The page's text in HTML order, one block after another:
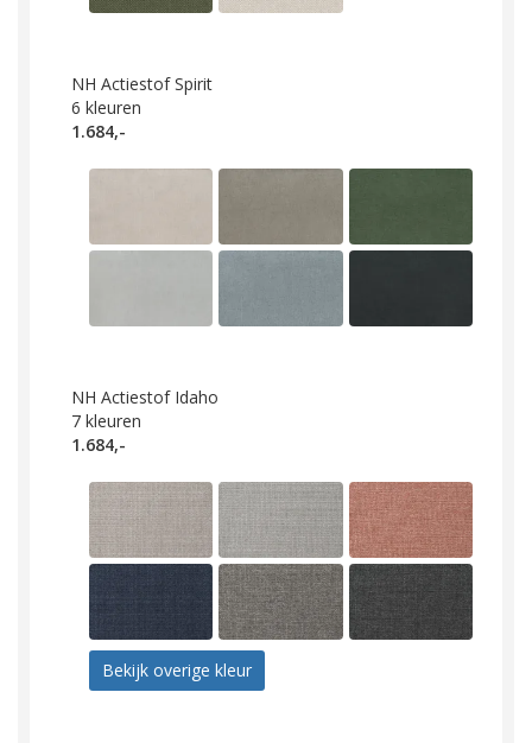
NH Actiestof Spirit
6 kleuren
1.684,-
NH Actiestof Idaho
7 kleuren
1.684,-
Bekijk overige kleur